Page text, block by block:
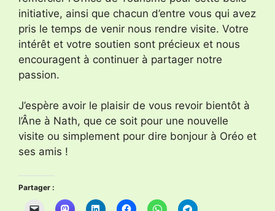
initiative, ainsi que chacun d’entre vous qui avez
pris le temps de venir nous rendre visite. Votre
intérêt et votre soutien sont précieux et nous
encouragent à continuer à partager notre
passion.
J’espère avoir le plaisir de vous revoir bientôt à
l’Âne à Nath, que ce soit pour une nouvelle
visite ou simplement pour dire bonjour à Oréo et
ses amis !
Partager :